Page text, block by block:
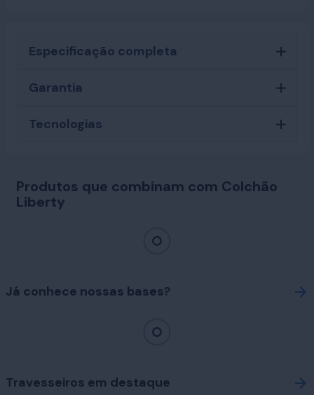
Especificação completa
Garantia
Tecnologias
Produtos que combinam com Colchão
Liberty
Já conhece nossas bases?
Travesseiros em destaque